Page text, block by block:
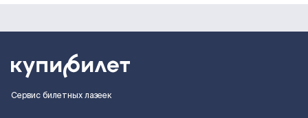
Сервис билетных лазеек